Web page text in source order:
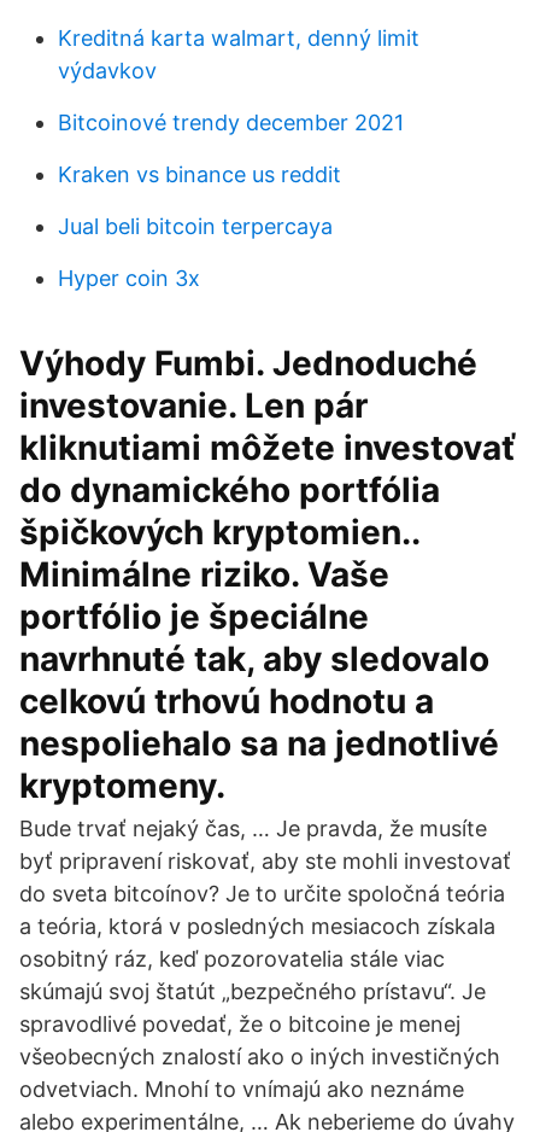
Kreditná karta walmart, denný limit
výdavkov
Bitcoinové trendy december 2021
Kraken vs binance us reddit
Jual beli bitcoin terpercaya
Hyper coin 3x
Výhody Fumbi. Jednoduché
investovanie. Len pár
kliknutiami môžete investovať
do dynamického portfólia
špičkových kryptomien..
Minimálne riziko. Vaše
portfólio je špeciálne
navrhnuté tak, aby sledovalo
celkovú trhovú hodnotu a
nespoliehalo sa na jednotlivé
kryptomeny.
Bude trvať nejaký čas, … Je pravda, že musíte
byť pripravení riskovať, aby ste mohli investovať
do sveta bitcoínov? Je to určite spoločná teória
a teória, ktorá v posledných mesiacoch získala
osobitný ráz, keď pozorovatelia stále viac
skúmajú svoj štatút „bezpečného prístavu“. Je
spravodlivé povedať, že o bitcoine je menej
všeobecných znalostí ako o iných investičných
odvetviach. Mnohí to vnímajú ako neznáme
alebo experimentálne, … Ak neberieme do úvahy